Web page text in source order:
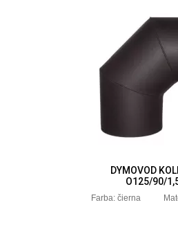
DYMOVOD
O125/90/
Farba: čierna